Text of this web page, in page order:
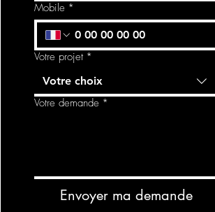
Mobile *
Votre projet *
Votre choix
Votre demande *
Envoyer ma demande